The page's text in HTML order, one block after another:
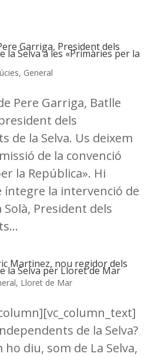
Garriga, President dels
la Selva a les «Primàries per la
, General
Pere Garriga, Batlle
dels
de la Selva. Us deixem
de la convenció
la República». Hi
íntegre la intervenció de
Solà, President dels
Martinez, nou regidor dels
la Selva per Lloret de Mar
, Lloret de Mar
de la Selva?
diu, som de La Selva,